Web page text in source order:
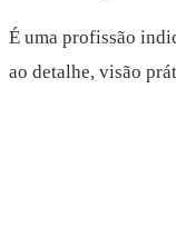
É uma profissão
ao detalhe, visão